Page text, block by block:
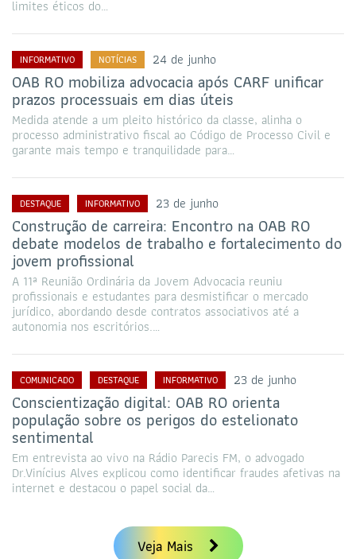
limites éticos do…
INFORMATIVO NOTÍCIAS 24 de junho
OAB RO mobiliza advocacia após CARF unificar
prazos processuais em dias úteis
Medida atende a um pleito histórico da classe, alinha o
processo administrativo fiscal ao Código de Processo Civil e
garante mais tempo e tranquilidade para…
DESTAQUE INFORMATIVO 23 de junho
Construção de carreira: Encontro na OAB RO
debate modelos de trabalho e fortalecimento do
jovem profissional
A 11ª Reunião Ordinária da Jovem Advocacia reuniu
profissionais e estudantes para desmistificar o mercado
jurídico, abordando desde contratos associativos até a
autonomia nos escritórios.…
COMUNICADO DESTAQUE INFORMATIVO 23 de junho
Conscientização digital: OAB RO orienta
população sobre os perigos do estelionato
sentimental
Em entrevista ao vivo na Rádio Parecis FM, o advogado
Dr.Vinícius Alves explicou como identificar fraudes afetivas na
internet e destacou o papel social da…
Veja Mais